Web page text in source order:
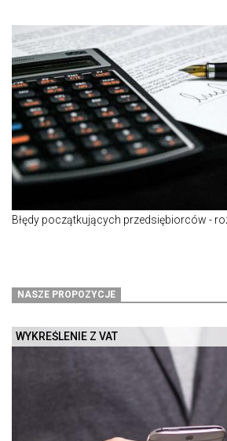
Błędy początkujących przedsiębiorców -
NASZE PROPOZYCJE
WYKREŚLENIE Z VAT